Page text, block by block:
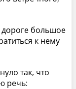
большое
к нему
так, что
речь: